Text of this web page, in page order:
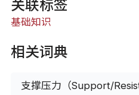
关联标签
基础知识
相关词典
支撑压力（Support/